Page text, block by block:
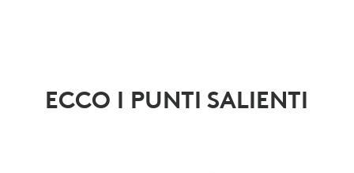
ECCO I PUNTI SALIENTI